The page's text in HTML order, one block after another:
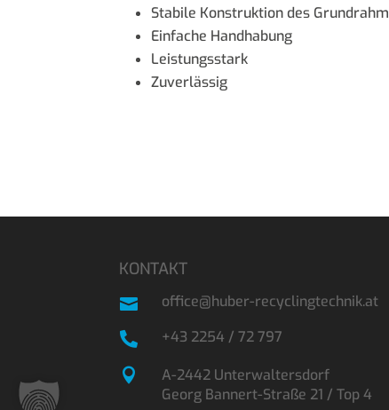
Stabile Konstruktion des
Einfache Handhabung
Leistungsstark
Zuverlässig
KONTAKT

office@huber-recyclingtechnik.at

+43 2254 / 72 797

A-2442 Unterwaltersdorf
Georg Bannert-Straße 21 / Top 4